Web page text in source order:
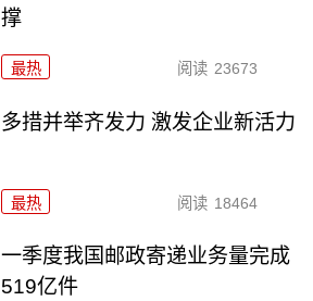
撑
最热 阅读 23673
多措并举齐发力 激发企业新活力
最热 阅读 18464
一季度我国邮政寄递业务量完成
519亿件